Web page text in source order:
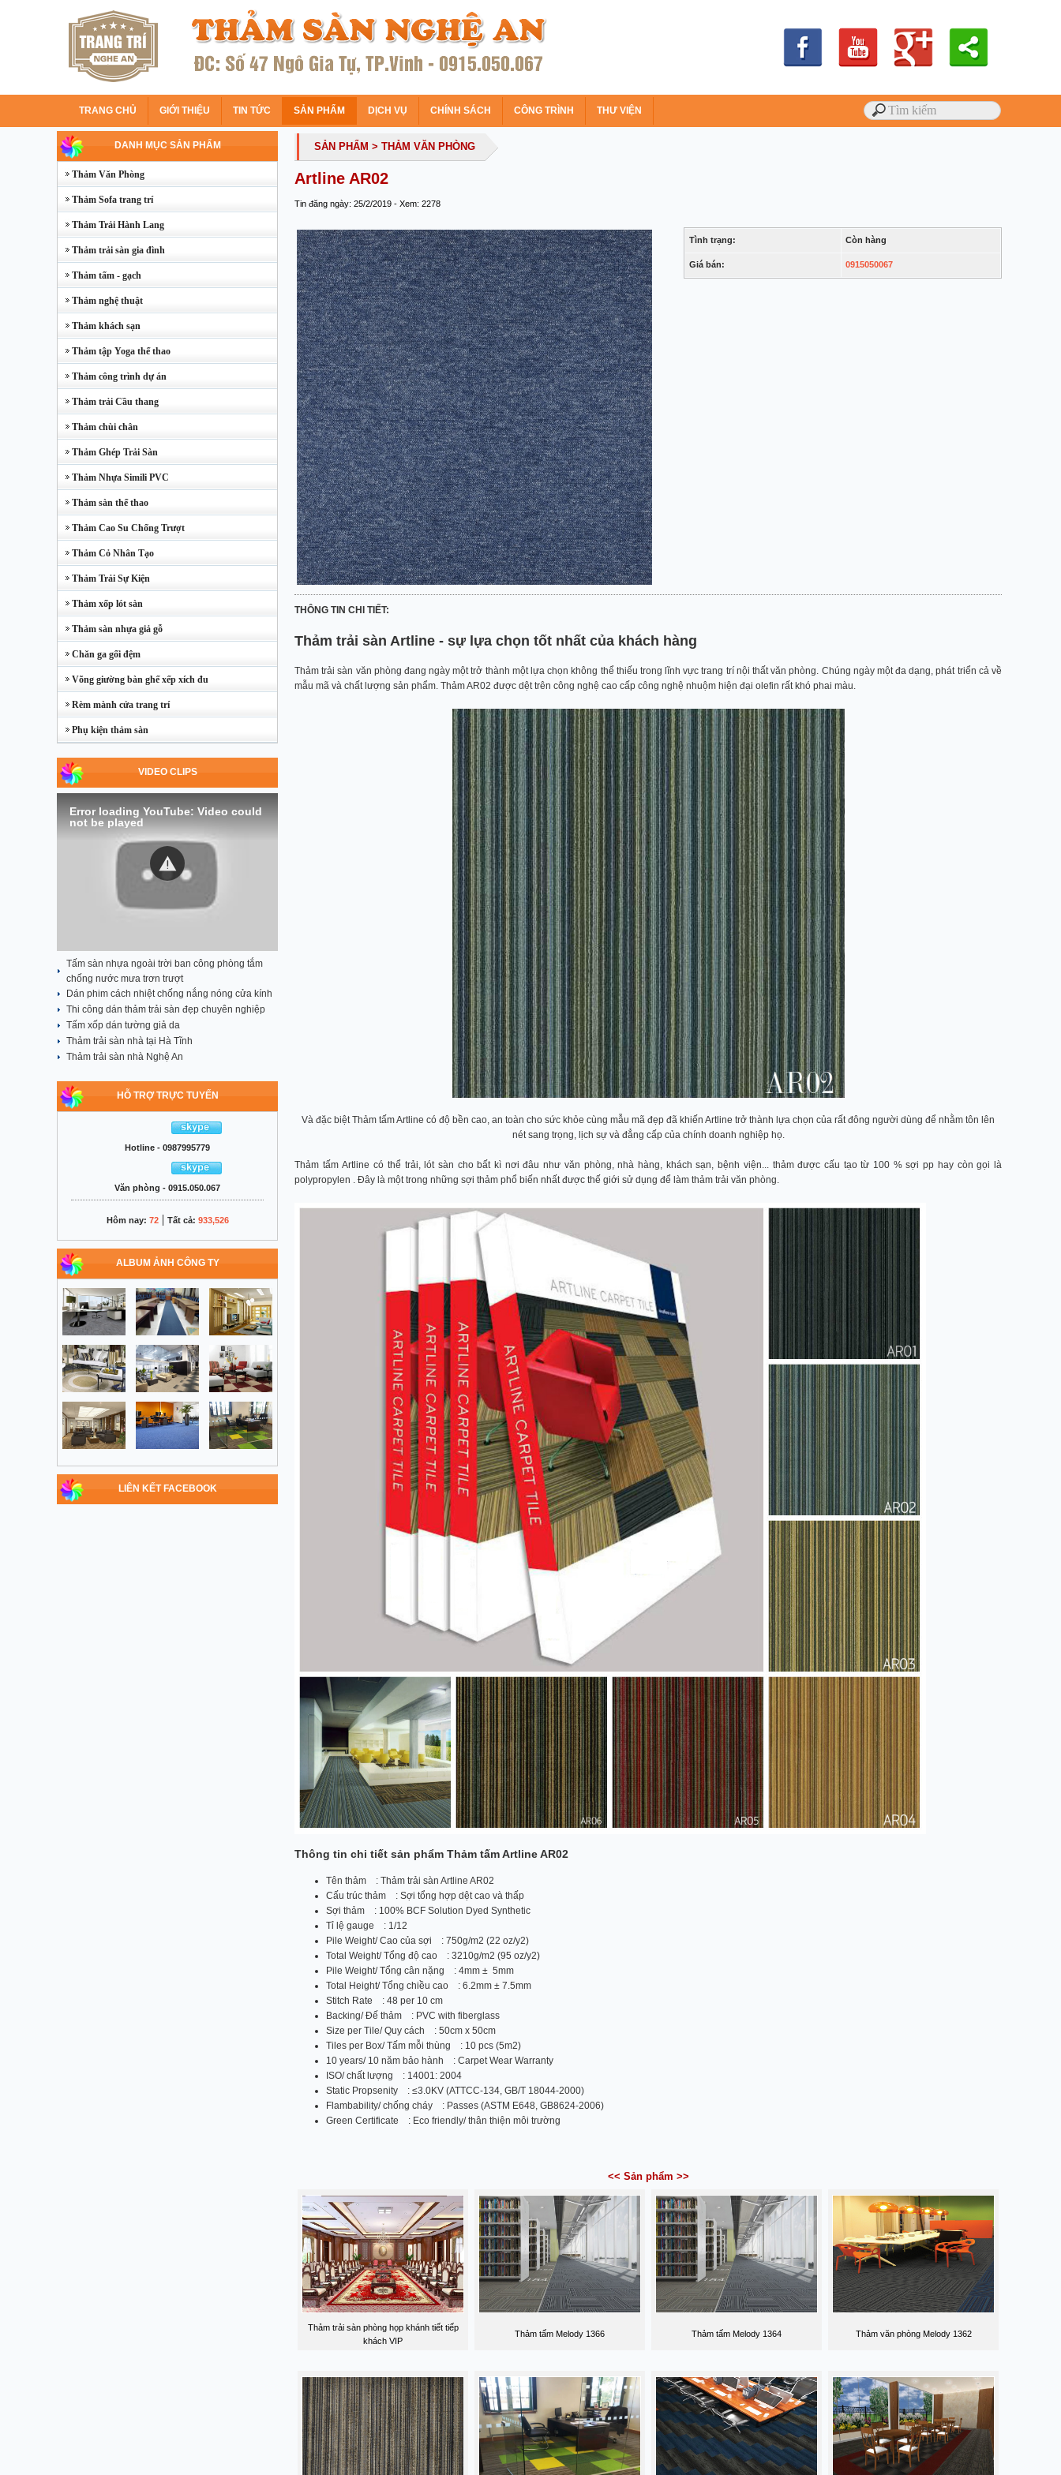
TRANG CHỦ GIỚI THIỆU TIN TỨC SẢN PHẨM DỊCH VỤ CHÍNH SÁCH CÔNG TRÌNH THƯ VIỆN
DANH MỤC SẢN PHẨM
Thảm Văn Phòng
Thảm Sofa trang trí
Thảm Trải Hành Lang
Thảm trải sàn gia đình
Thảm tấm - gạch
Thảm nghệ thuật
Thảm khách sạn
Thảm tập Yoga thể thao
Thảm công trình dự án
Thảm trải Cầu thang
Thảm chùi chân
Thảm Ghép Trải Sàn
Thảm Nhựa Simili PVC
Thảm sàn thể thao
Thảm Cao Su Chống Trượt
Thảm Cỏ Nhân Tạo
Thảm Trải Sự Kiện
Thảm xốp lót sàn
Thảm sàn nhựa giả gỗ
Chăn ga gối đệm
Võng giường bàn ghế xếp xích đu
Rèm mành cửa trang trí
Phụ kiện thảm sàn
VIDEO CLIPS
Error loading YouTube: Video could
not be played
Tấm sàn nhựa ngoài trời ban công phòng tắm
chống nước mưa trơn trượt
Dán phim cách nhiệt chống nắng nóng cửa kính
Thi công dán thảm trải sàn đẹp chuyên nghiệp
Tấm xốp dán tường giả da
Thảm trải sàn nhà tại Hà Tĩnh
Thảm trải sàn nhà Nghệ An
HỖ TRỢ TRỰC TUYẾN
Hotline - 0987995779
Văn phòng - 0915.050.067
Hôm nay: 72| Tất cả: 933,526
ALBUM ẢNH CÔNG TY
LIÊN KẾT FACEBOOK
SẢN PHẨM > THẢM VĂN PHÒNG
Artline AR02
Tin đăng ngày: 25/2/2019 - Xem: 2278
Tình trạng: Còn hàng
Giá bán: 0915050067
THÔNG TIN CHI TIẾT:
Thảm trải sàn Artline - sự lựa chọn tốt nhất của khách hàng
Thảm trải sàn văn phòng đang ngày một trở thành một lựa chọn không thể thiếu trong lĩnh vực trang trí nội thất văn phòng. Chúng ngày một đa dạng, phát triển cả về
mẫu mã và chất lượng sản phẩm. Thảm AR02 được dệt trên công nghệ cao cấp công nghệ nhuộm hiện đại olefin rất khó phai màu.
Và đặc biệt Thảm tấm Artline có độ bền cao, an toàn cho sức khỏe cùng mẫu mã đẹp đã khiến Artline trở thành lựa chọn của rất đông người dùng để nhằm tôn lên
nét sang trọng, lịch sự và đẳng cấp của chính doanh nghiệp họ.
Thảm tấm Artline có thể trải, lót sàn cho bất kì nơi đâu như văn phòng, nhà hàng, khách sạn, bệnh viện... thảm được cấu tạo từ 100 % sợi pp hay còn gọi là
polypropylen . Đây là một trong những sợi thảm phổ biến nhất được thế giới sử dụng để làm thảm trải văn phòng.
Thông tin chi tiết sản phẩm Thảm tấm Artline AR02
Tên thảm : Thảm trải sàn Artline AR02
Cấu trúc thảm : Sợi tổng hợp dệt cao và thấp
Sợi thảm : 100% BCF Solution Dyed Synthetic
Tỉ lệ gauge : 1/12
Pile Weight/ Cao của sợi : 750g/m2 (22 oz/y2)
Total Weight/ Tổng độ cao : 3210g/m2 (95 oz/y2)
Pile Weight/ Tổng cân nặng : 4mm ± 5mm
Total Height/ Tổng chiều cao : 6.2mm ± 7.5mm
Stitch Rate : 48 per 10 cm
Backing/ Đế thảm : PVC with fiberglass
Size per Tile/ Quy cách : 50cm x 50cm
Tiles per Box/ Tấm mỗi thùng : 10 pcs (5m2)
10 years/ 10 năm bảo hành : Carpet Wear Warranty
ISO/ chất lượng : 14001: 2004
Static Propsenity : ≤3.0KV (ATTCC-134, GB/T 18044-2000)
Flambability/ chống cháy : Passes (ASTM E648, GB8624-2006)
Green Certificate : Eco friendly/ thân thiện môi trường
<< Sản phẩm >>
Thảm trải sàn phòng họp khánh tiết tiếp
khách VIP
Thảm tấm Melody 1366 Thảm tấm Melody 1364 Thảm văn phòng Melody 1362